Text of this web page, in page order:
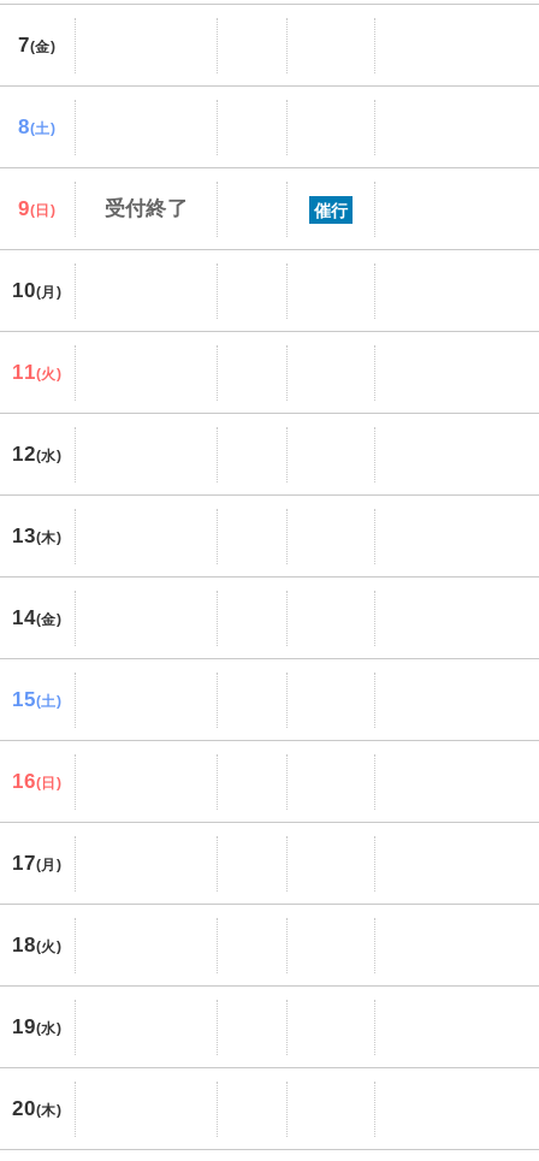
7(金)
8(土)
9(日) 受付終了 催行
10(月)
11(火)
12(水)
13(木)
14(金)
15(土)
16(日)
17(月)
18(火)
19(水)
20(木)